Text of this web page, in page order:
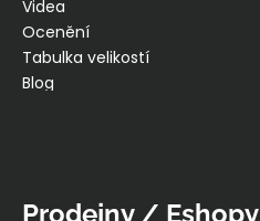
Videa
Ocenění
Tabulka velikostí
Blog
Prodejny / Eshopy